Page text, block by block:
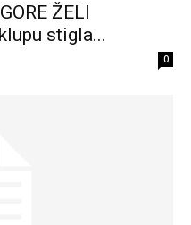
ŽELI
stigla...
0